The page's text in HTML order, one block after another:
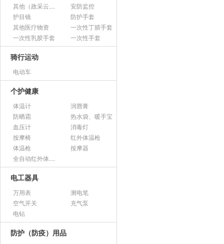
其他（政采云上架用）
安防监控
护目镜
防护手套
其他医疗物资
一次性丁腈手套
一次性乳胶手套
一次性手套
骑行运动
电动车
个护健康
体温计
润唇膏
防晒霜
热水袋、暖手宝
血压计
消毒灯
按摩椅
红外体温枪
体温枪
按摩器
全自动红外体温监测仪
电工器具
万用表
测电笔
空气开关
充气泵
电钻
防护（防疫）用品